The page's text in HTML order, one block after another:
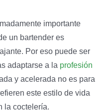
importante
un bartender es
Por eso puede ser
adaptarse a la profesión
y acelerada no es para
este estilo de vida
la coctelería.